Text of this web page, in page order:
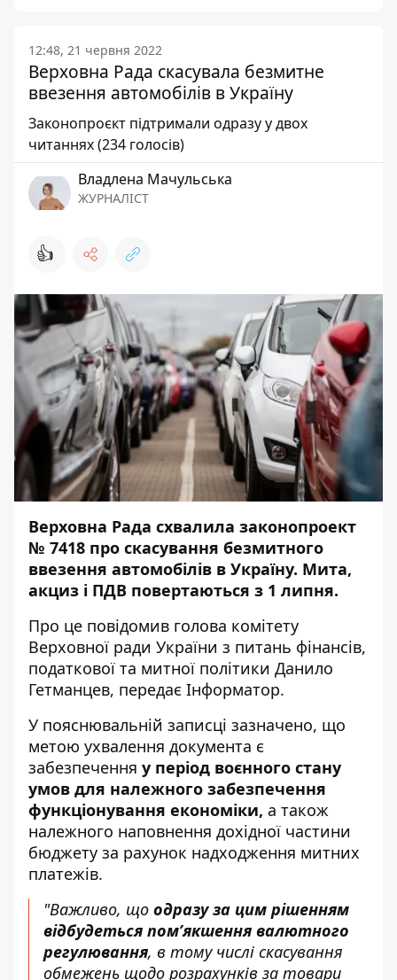
12:48, 21 червня 2022
Верховна Рада скасувала безмитне
ввезення автомобілів в Україну
Законопроєкт підтримали одразу у двох
читаннях (234 голосів)
Владлена Мачульська
ЖУРНАЛІСТ
👍
Верховна Рада схвалила законопроект
№ 7418 про скасування безмитного
ввезення автомобілів в Україну. Мита,
акциз і ПДВ повертаються з 1 липня.
Про це повідомив голова комітету
Верховної ради України з питань фінансів,
податкової та митної політики Данило
Гетманцев, передає Інформатор.
У пояснювальній записці зазначено, що
метою ухвалення документа є
забезпечення у період воєнного стану
умов для належного забезпечення
функціонування економіки, а також
належного наповнення дохідної частини
бюджету за рахунок надходження митних
платежів.
"Важливо, що одразу за цим рішенням
відбудеться пом’якшення валютного
регулювання, в тому числі скасування
обмежень щодо розрахунків за товари